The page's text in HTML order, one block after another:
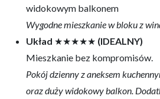
widokowym balkonem
Wygodne mieszkanie w bloku z
Układ ★★★★★ (IDEALNY)
Mieszkanie bez kompromisów.
Pokój dzienny z aneksem
oraz duży widokowy balkon.